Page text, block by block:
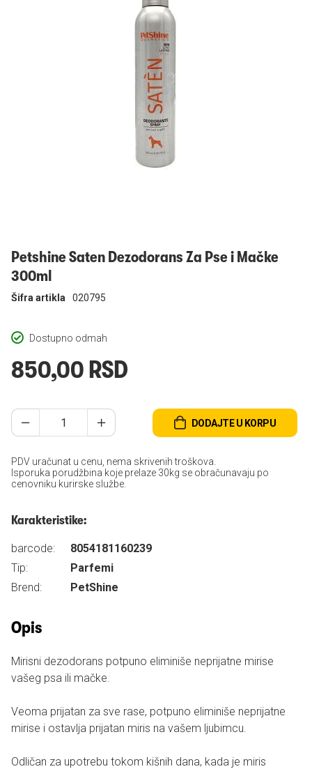
Petshine Saten Dezodorans Za Pse i Mačke
300ml
Dostupno odmah
Šifra artikla 020795
850,00 RSD
DODAJTE U KORPU
PDV uračunat u cenu, nema skrivenih troškova.
Isporuka porudžbina koje prelaze 30kg se obračunavaju po
cenovniku kurirske službe.
Karakteristike:
barcode:
8054181160239
Tip:
Parfemi
Brend:
PetShine
Opis
Mirisni dezodorans potpuno eliminiše neprijatne mirise
vašeg psa ili mačke.
Veoma prijatan za sve rase, potpuno eliminiše neprijatne
mirise i ostavlja prijatan miris na vašem ljubimcu.
Odličan za upotrebu tokom kišnih dana, kada je miris